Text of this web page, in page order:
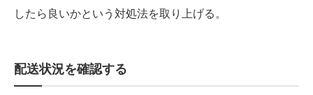
したら良いかという対処法を取り上げる。
配送状況を確認する